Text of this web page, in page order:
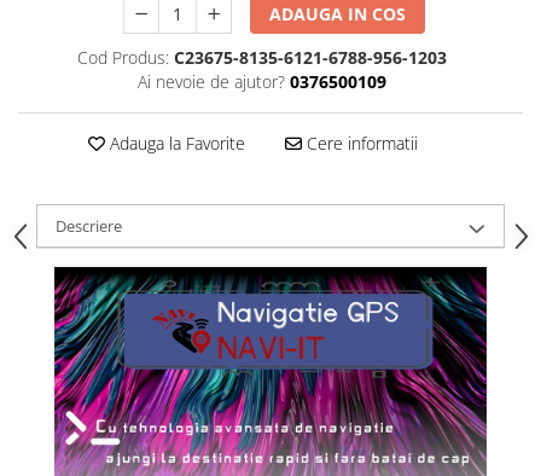
ADAUGA IN COS
Cod Produs: C23675-8135-6121-6788-956-1203
Ai nevoie de ajutor? 0376500109
Adauga la Favorite Cere informatii
Descriere